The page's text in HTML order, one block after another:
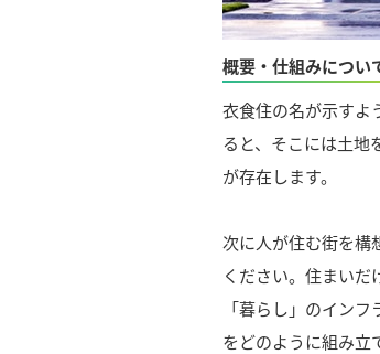
概要・仕組みについ
衣食住の名が示すよ
ると、そこには土地
が存在します。
次に人が住む街を構
ください。住まい
「暮らし」のイン
をどのように組み立